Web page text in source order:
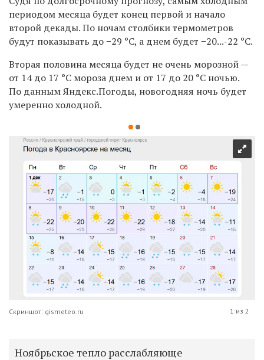
периодом месяца будет конец первой и начало
второй декады. По ночам столбики термометров
будут показывать до −29 °С, а днем будет −20...-22 °С.
Вторая половина месяца будет не очень морозной —
от 14 до 17 °С мороза днем и от 17 до 20 °С ночью.
По данным Яндекс.Погоды, новогодняя ночь будет
умеренно холодной.
Скриншот: gismeteo.ru 1 из 2
Ноябрьское тепло расслабляюще